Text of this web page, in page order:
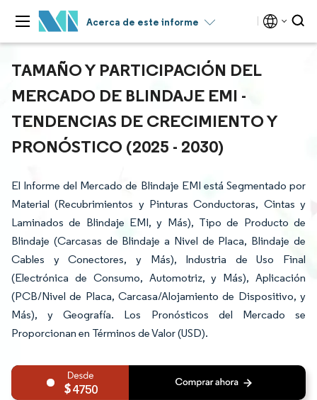
Acerca de este informe
TAMAÑO Y PARTICIPACIÓN DEL
MERCADO DE BLINDAJE EMI -
TENDENCIAS DE CRECIMIENTO Y
PRONÓSTICO (2025 - 2030)
El Informe del Mercado de Blindaje EMI está Segmentado por
Material (Recubrimientos y Pinturas Conductoras, Cintas y
Laminados de Blindaje EMI, y Más), Tipo de Producto de
Blindaje (Carcasas de Blindaje a Nivel de Placa, Blindaje de
Cables y Conectores, y Más), Industria de Uso Final
(Electrónica de Consumo, Automotriz, y Más), Aplicación
(PCB/Nivel de Placa, Carcasa/Alojamiento de Dispositivo, y
Más), y Geografía. Los Pronósticos del Mercado se
Proporcionan en Términos de Valor (USD).
4750